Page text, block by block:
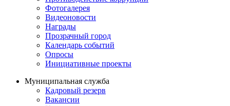
Фотогалерея
Видеоновости
Награды
Прозрачный город
Календарь событий
Опросы
Инициативные проекты
Муниципальная служба
Кадровый резерв
Вакансии